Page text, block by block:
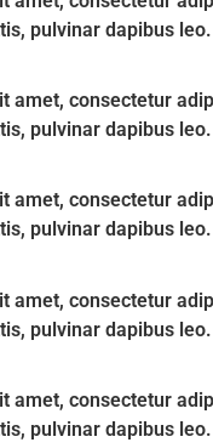
pulvinar dapibus leo.
amet, consectetur
pulvinar dapibus leo.
amet, consectetur
pulvinar dapibus leo.
amet, consectetur
pulvinar dapibus leo.
amet, consectetur
pulvinar dapibus leo.